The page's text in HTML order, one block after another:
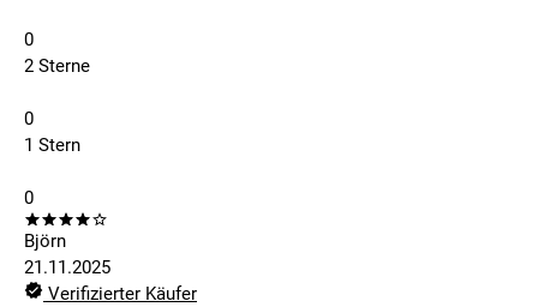
0
2 Sterne
0
1 Stern
0
Björn
21.11.2025
Verifizierter Käufer